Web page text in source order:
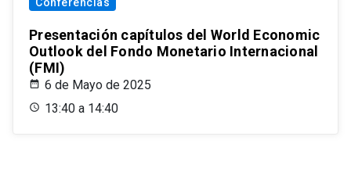
Presentación capítulos del World Economic
Outlook del Fondo Monetario Internacional
(FMI)
6 de Mayo de 2025
13:40 a 14:40